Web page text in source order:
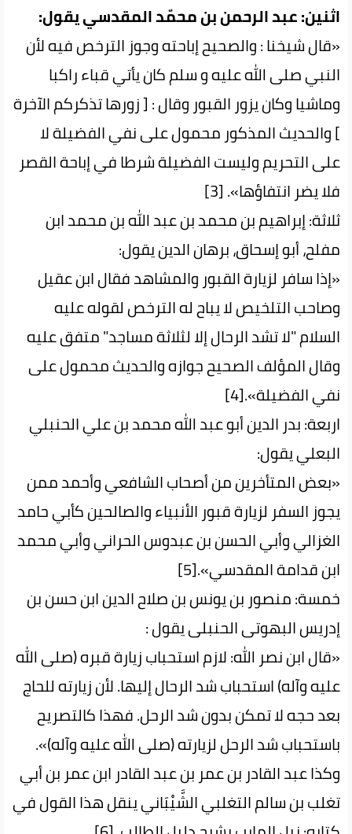
اثنین: عبد الرحمن بن محمّد المقدسي يقول:
«قال شيخنا : والصحيح إباحته وجوز الترخص فيه لأن
النبي صلى الله عليه و سلم كان يأتي قباء راكبا
وماشيا وكان يزور القبور وقال : [ زورها تذكركم الآخرة
] والحديث المذكور محمول على نفي الفضيلة لا
على التحريم وليست الفضيلة شرطا في إباحة القصر
فلا يضر انتفاؤها». [3]
ثلاثة: إبراهيم بن محمد بن عبد الله بن محمد ابن
مفلح، أبو إسحاق، برهان الدين يقول:
«إذا سافر لزيارة القبور والمشاهد فقال ابن عقيل
وصاحب التلخيص لا يباح له الترخص لقوله عليه
السلام "لا تشد الرحال إلا لثلاثة مساجد" متفق عليه
وقال المؤلف الصحيح جوازه والحديث محمول على
نفي الفضيلة».[4]
اربعة: بدر الدين أبو عبد الله محمد بن علي الحنبلي
البعلي يقول:
«بعض المتأخرين من أصحاب الشافعي وأحمد ممن
يجوز السفر لزيارة قبور الأنبياء والصالحين كأبي حامد
الغزالي وأبي الحسن بن عبدوس الحراني وأبي محمد
ابن قدامة المقدسي».[5]
خمسة: منصور بن يونس بن صلاح الدين ابن حسن بن
إدريس البهوتى الحنبلى يقول :
«قال ابن نصر الله: لازم استحباب زيارة قبره (صلى الله
عليه وآله) استحباب شد الرحال إليها. لأن زيارته للحاج
بعد حجه لا تمكن بدون شد الرحل. فهذا كالتصريح
باستحباب شد الرحل لزيارته (صلى الله عليه وآله)».
وكذا عبد القادر بن عمر بن عبد القادر ابن عمر بن أبي
تغلب بن سالم التغلبي الشَّيْبَاني ينقل هذا القول في